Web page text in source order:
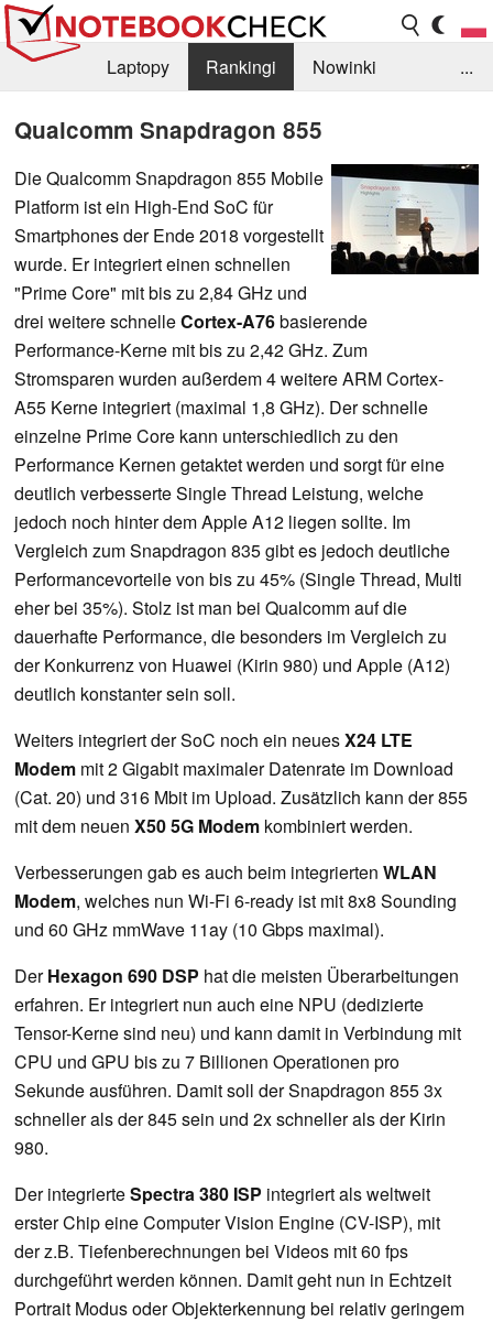
Laptopy Rankingi
Nowinki
...
Qualcomm Snapdragon 855
Die Qualcomm Snapdragon 855 Mobile
Platform ist ein High-End SoC für
Smartphones der Ende 2018 vorgestellt
wurde. Er integriert einen schnellen
"Prime Core" mit bis zu 2,84 GHz und
drei weitere schnelleCortex-A76basierende
Performance-Kerne mit bis zu 2,42 GHz. Zum
Stromsparen wurden außerdem 4 weitere ARM Cortex-
A55 Kerne integriert (maximal 1,8 GHz). Der schnelle
einzelne Prime Core kann unterschiedlich zu den
Performance Kernen getaktet werden und sorgt für eine
deutlich verbesserte Single Thread Leistung, welche
jedoch noch hinter dem Apple A12 liegen sollte. Im
Vergleich zum Snapdragon 835 gibt es jedoch deutliche
Performancevorteile von bis zu 45% (Single Thread, Multi
eher bei 35%). Stolz ist man bei Qualcomm auf die
dauerhafte Performance, die besonders im Vergleich zu
der Konkurrenz von Huawei (Kirin 980) und Apple (A12)
deutlich konstanter sein soll.
Weiters integriert der SoC noch ein neuesX24 LTE
Modem mit 2 Gigabit maximaler Datenrate im Download
(Cat. 20) und 316 Mbit im Upload. Zusätzlich kann der 855
mit dem neuen X50 5G Modem kombiniert werden.
Verbesserungen gab es auch beim integrierten WLAN
Modem, welches nun Wi-Fi 6-ready ist mit 8x8 Sounding
und 60 GHz mmWave 11ay (10 Gbps maximal).
DerHexagon 690 DSP hat die meisten Überarbeitungen
erfahren. Er integriert nun auch eine NPU (dedizierte
Tensor-Kerne sind neu) und kann damit in Verbindung mit
CPU und GPU bis zu 7 Billionen Operationen pro
Sekunde ausführen. Damit soll der Snapdragon 855 3x
schneller als der 845 sein und 2x schneller als der Kirin
980.
Der integrierteSpectra 380 ISP integriert als weltweit
erster Chip eine Computer Vision Engine (CV-ISP), mit
der z.B. Tiefenberechnungen bei Videos mit 60 fps
durchgeführt werden können. Damit geht nun in Echtzeit
Portrait Modus oder Objekterkennung bei relativ geringem